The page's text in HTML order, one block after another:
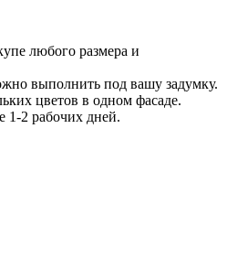
любого размера и
выполнить под вашу задумку.
цветов в одном фасаде.
1-2 рабочих дней.